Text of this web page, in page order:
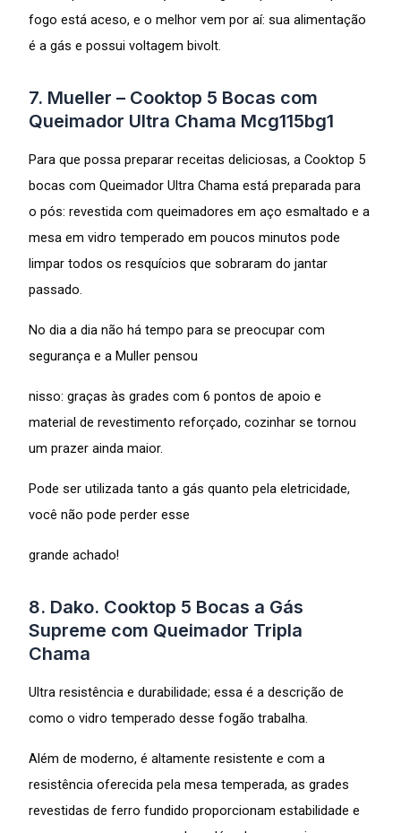
fogo está aceso, e o melhor vem por aí: sua alimentação
é a gás e possui voltagem bivolt.
7. Mueller – Cooktop 5 Bocas com
Queimador Ultra Chama Mcg115bg1
Para que possa preparar receitas deliciosas, a Cooktop 5
bocas com Queimador Ultra Chama está preparada para
o pós: revestida com queimadores em aço esmaltado e a
mesa em vidro temperado em poucos minutos pode
limpar todos os resquícios que sobraram do jantar
passado.
No dia a dia não há tempo para se preocupar com
segurança e a Muller pensou
nisso: graças às grades com 6 pontos de apoio e
material de revestimento reforçado, cozinhar se tornou
um prazer ainda maior.
Pode ser utilizada tanto a gás quanto pela eletricidade,
você não pode perder esse
grande achado!
8. Dako. Cooktop 5 Bocas a Gás
Supreme com Queimador Tripla
Chama
Ultra resistência e durabilidade; essa é a descrição de
como o vidro temperado desse fogão trabalha.
Além de moderno, é altamente resistente e com a
resistência oferecida pela mesa temperada, as grades
revestidas de ferro fundido proporcionam estabilidade e